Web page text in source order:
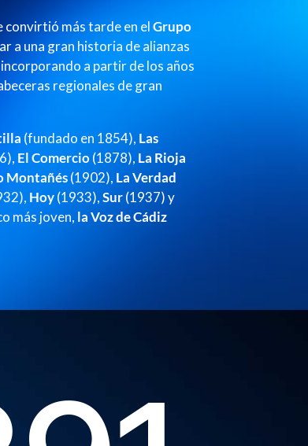
convirtió más tarde en elGrupo
a una gran historia de alianzas
a partir de los años
regionales de gran
(fundado en 1854), Las
El Comercio(1878), La Rioja
Montañés(1902), La Verdad
Hoy(1933),Sur(1937) y
más joven, la Voz de Cádiz